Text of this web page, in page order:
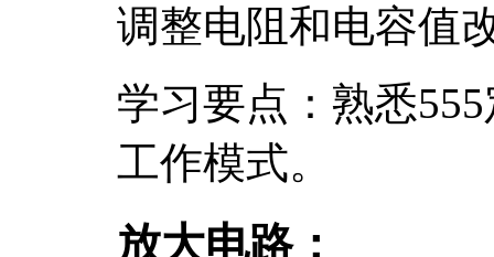
调整电阻和电容值
学习要点：熟悉
工作模式。
放大电路：